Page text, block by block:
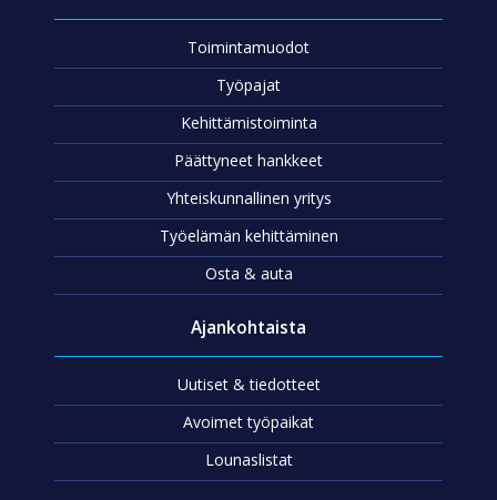
Toimintamuodot
Työpajat
Kehittämistoiminta
Päättyneet hankkeet
Yhteiskunnallinen yritys
Työelämän kehittäminen
Osta & auta
Ajankohtaista
Uutiset & tiedotteet
Avoimet työpaikat
Lounaslistat